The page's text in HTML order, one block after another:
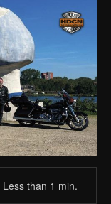
Less than 1 min.